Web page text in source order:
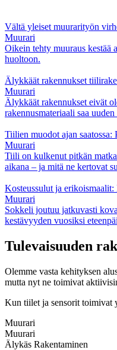
Vältä yleiset muurarityön
Muurari
Oikein tehty muuraus kestää
huoltoon.
Älykkäät rakennukset
Muurari
Älykkäät rakennukset eivät
rakennusmateriaali saa
Tiilien muodot ajan saatossa:
Muurari
Tiili on kulkenut pitkän
aikana – ja mitä ne kertovat
Kosteussulut ja
Muurari
Sokkeli joutuu jatkuvasti
kestävyyden vuosiksi
Tulevaisuuden
Olemme vasta kehityksen
mutta nyt ne toimivat
Kun tiilet ja sensorit toimivat
Muurari
Muurari
Älykäs Rakentaminen